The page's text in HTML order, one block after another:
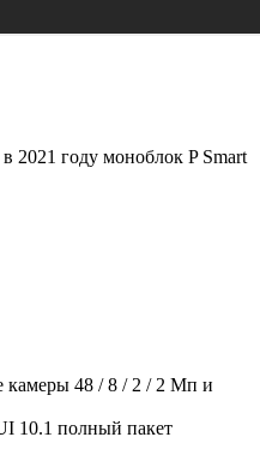
2021 году моноблок P Smart
камеры 48 / 8 / 2 / 2 Мп и
10.1 полный пакет